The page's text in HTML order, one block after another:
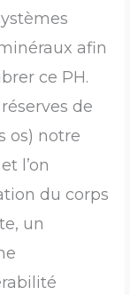
afin
ce PH.
de
os) notre
l’on
du corps
un